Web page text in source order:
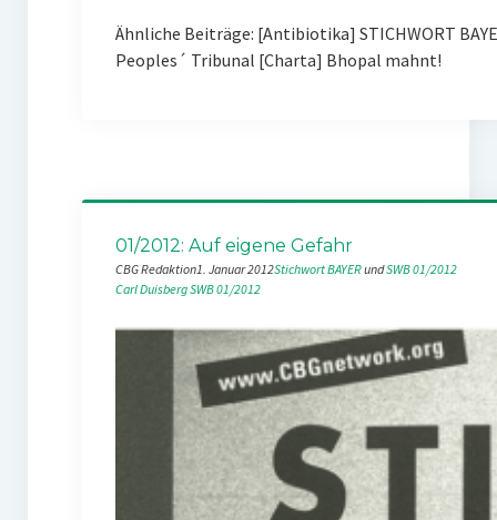
Ähnliche Beiträge: [Antibiotika] STICHWORT
Peoples´ Tribunal [Charta] Bhopal mahnt!
01/2012: Auf eigene Gefahr
CBG Redaktion1. Januar 2012Stichwort BAYER und SWB 01/2012
Carl DuisbergSWB 01/2012